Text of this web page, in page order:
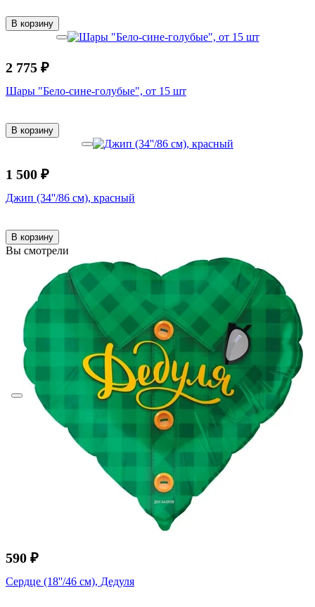
В корзину
2 775 ₽
Шары "Бело-сине-голубые", от 15 шт
В корзину
1 500 ₽
Джип (34''/86 см), красный
В корзину
Вы смотрели
590 ₽
Сердце (18''/46 см), Дедуля